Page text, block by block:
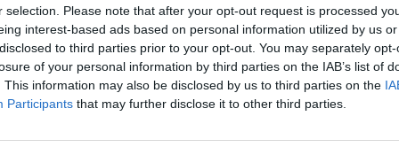
selection. Please note that after your opt-out request is processed
interest-based ads based on personal information utilized by us
to third parties prior to your opt-out. You may separately
of your personal information by third parties on the IAB’s list of
This information may also be disclosed by us to third parties on the
Participants that may further disclose it to other third parties.
και την επανασύνδεση της Μεσσήνης με άλλες
από τη Μεσσήνη αν ξαναμπεί στις ράγες;